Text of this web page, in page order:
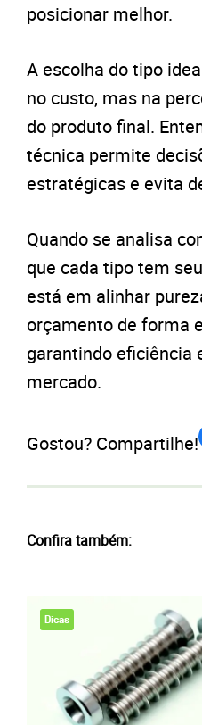
posicionar melhor.
A escolha do tipo
no custo, mas na
do produto final.
técnica permite
estratégicas e evita
Quando se analisa
que cada tipo tem
está em alinhar
orçamento de forma
garantindo eficiência
mercado.
Gostou? Compartilhe!
Confira também:
Dicas